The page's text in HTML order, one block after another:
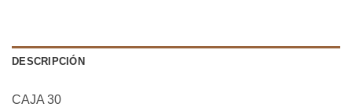
DESCRIPCIÓN
CAJA 30